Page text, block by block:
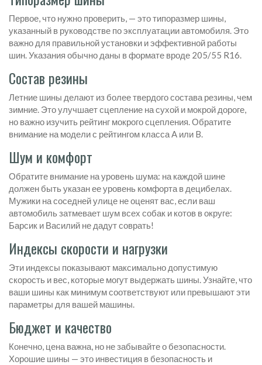
Первое, что нужно проверить, — это типоразмер шины,
указанный в руководстве по эксплуатации автомобиля. Это
важно для правильной установки и эффективной работы
шин. Указания обычно даны в формате вроде 205/55 R16.
Состав резины
Летние шины делают из более твердого состава резины, чем
зимние. Это улучшает сцепление на сухой и мокрой дороге,
но важно изучить рейтинг мокрого сцепления. Обратите
внимание на модели с рейтингом класса A или B.
Шум и комфорт
Обратите внимание на уровень шума: на каждой шине
должен быть указан ее уровень комфорта в децибелах.
Мужики на соседней улице не оценят вас, если ваш
автомобиль затмевает шум всех собак и котов в округе:
Барсик и Василий не дадут соврать!
Индексы скорости и нагрузки
Эти индексы показывают максимально допустимую
скорость и вес, которые могут выдержать шины. Узнайте, что
ваши шины как минимум соответствуют или превышают эти
параметры для вашей машины.
Бюджет и качество
Конечно, цена важна, но не забывайте о безопасности.
Хорошие шины — это инвестиция в безопасность и